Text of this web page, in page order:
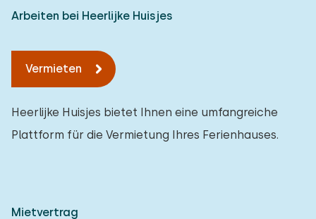
Arbeiten bei Heerlijke Huisjes
Vermieten
Heerlijke Huisjes bietet Ihnen eine umfangreiche
Plattform für die Vermietung Ihres Ferienhauses.
Mietvertrag